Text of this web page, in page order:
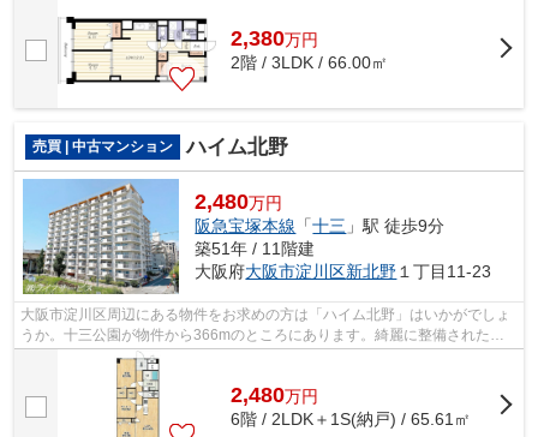
2,380万円
2階 / 3LDK / 66.00㎡
売買 | 中古マンション ハイム北野
2,480万円
阪急宝塚本線 「十三 」駅 徒歩9分
築51年 / 11階建
大阪府大阪市淀川区新北野 １丁目11-23
大阪市淀川区周辺にある物件をお求めの方は「ハイム北野」はいかがでしょ
うか。十三公園が物件から366mのところにあります。綺麗に整備された中
古マンションで清潔感を感じます。好評...
2,480万円
6階 / 2LDK＋1S(納戸) / 65.61㎡